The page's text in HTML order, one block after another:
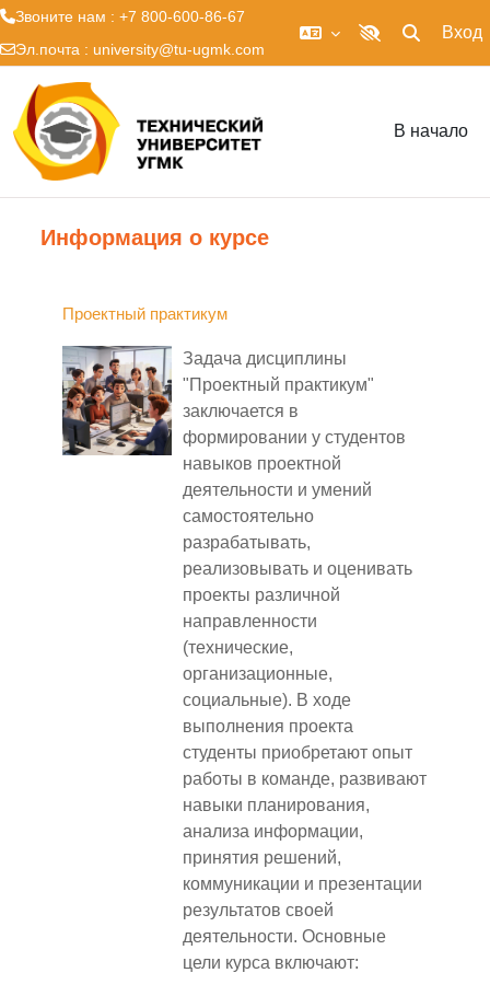
Звоните нам : +7 800-600-86-67
Эл.почта : university@tu-ugmk.com Изменить
Вход
В начало
Информация о курсе
Проектный практикум
Задача дисциплины
"Проектный практикум"
заключается в
формировании у студентов
навыков проектной
деятельности и умений
самостоятельно
разрабатывать,
реализовывать и оценивать
проекты различной
направленности
(технические,
организационные,
социальные). В ходе
выполнения проекта
студенты приобретают опыт
работы в команде, развивают
навыки планирования,
анализа информации,
принятия решений,
коммуникации и презентации
результатов своей
деятельности. Основные
цели курса включают: